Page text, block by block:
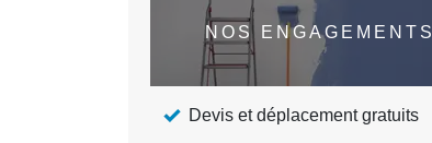
NOS ENGAGEMENTS
Devis et déplacement gratuits